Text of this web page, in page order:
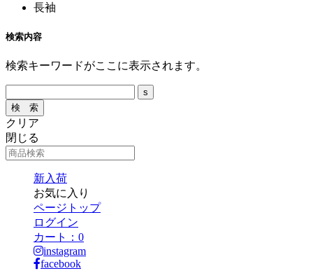
長袖
検索内容
検索キーワードがここに表示されます。
クリア
閉じる
新入荷
お気に入り
ページトップ
ログイン
カート： 0
instagram
facebook